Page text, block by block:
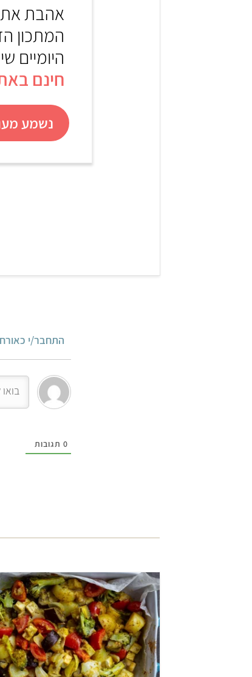
אהבת את
המתכון
היומיים
חינם
נשמע
התחבר/י
0 תגובות